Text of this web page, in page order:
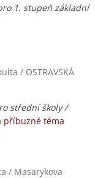
1. stupeň základní
/ OSTRAVSKÁ
střední školy /
příbuzné téma
/ Masarykova